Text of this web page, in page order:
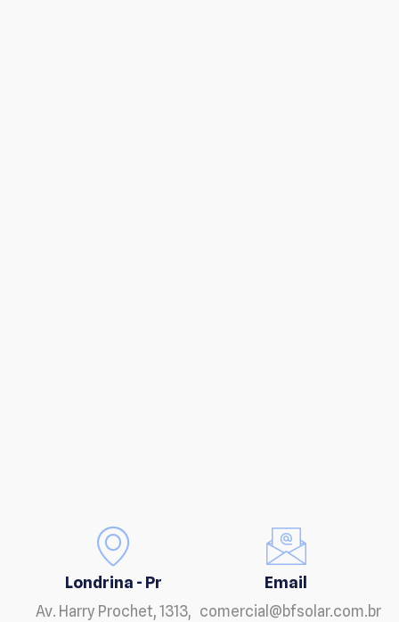
Londrina - Pr
Av. Harry Prochet, 1313,
Email
comercial@bfsolar.com.br